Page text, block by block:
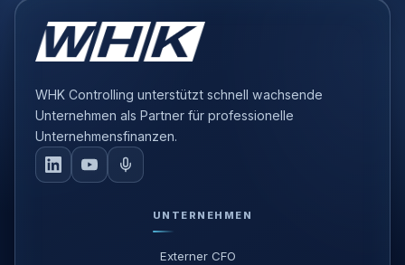
WHK Controlling unterstützt schnell wachsende
Unternehmen als Partner für professionelle
Unternehmensfinanzen.
UNTERNEHMEN
Externer CFO